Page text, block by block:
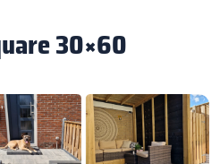
30×60